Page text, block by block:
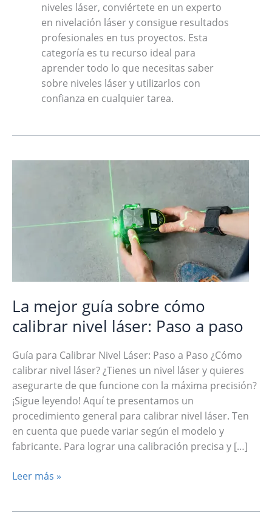
niveles láser, conviértete en un experto
en nivelación láser y consigue resultados
profesionales en tus proyectos. Esta
categoría es tu recurso ideal para
aprender todo lo que necesitas saber
sobre niveles láser y utilizarlos con
confianza en cualquier tarea.
La mejor guía sobre cómo
calibrar nivel láser: Paso a paso
Guía para Calibrar Nivel Láser: Paso a Paso ¿Cómo
calibrar nivel láser? ¿Tienes un nivel láser y quieres
asegurarte de que funcione con la máxima precisión?
¡Sigue leyendo! Aquí te presentamos un
procedimiento general para calibrar nivel láser. Ten
en cuenta que puede variar según el modelo y
fabricante. Para lograr una calibración precisa y […]
La
Leer más »